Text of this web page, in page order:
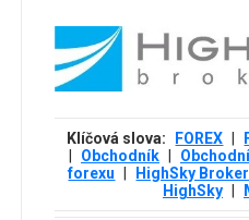
Klíčová slova: FOREX
Obchodník
forexu
HighSky
HighSky